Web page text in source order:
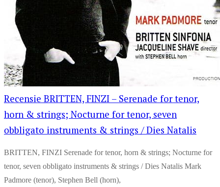
Recensie BRITTEN, FINZI – Serenade for tenor,
horn & strings; Nocturne for tenor, seven
obbligato instruments & strings / Dies Natalis
BRITTEN, FINZI Serenade for tenor, horn & strings; Nocturne for
tenor, seven obbligato instruments & strings / Dies Natalis Mark
Padmore (tenor), Stephen Bell (horn),